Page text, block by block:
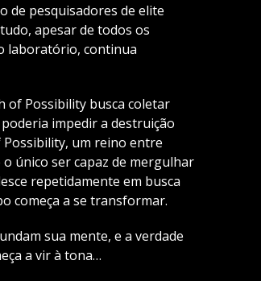
de pesquisadores de elite
apesar de todos os
laboratório, continua
of Possibility busca coletar
impedir a destruição
um reino entre
único ser capaz de mergulhar
repetidamente em busca
começa a se transformar.
sua mente, e a verdade
a vir à tona…